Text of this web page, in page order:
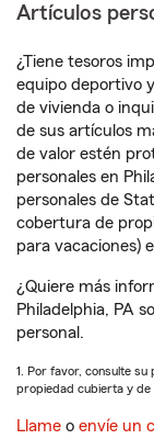
Artículos
¿Tiene tesoros
equipo deportivo
de vivienda o
de sus artículos
de valor estén
personales en
personales de
cobertura de
para vacaciones)
¿Quiere más
Philadelphia, PA
personal.
1. Por favor, consulte
propiedad cubierta y de
Llame o envíe un